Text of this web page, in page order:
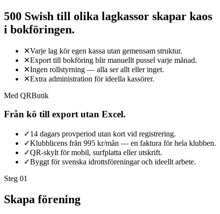
500 Swish till olika lagkassor skapar kaos
i bokföringen.
✕Varje lag kör egen kassa utan gemensam struktur.
✕Export till bokföring blir manuellt pussel varje månad.
✕Ingen rollstyrning — alla ser allt eller inget.
✕Extra administration för ideella kassörer.
Med QRButik
Från kö till export utan Excel.
✓14 dagars provperiod utan kort vid registrering.
✓Klubblicens från 995 kr/mån — en faktura för hela klubben.
✓QR-skylt för mobil, surfplatta eller utskrift.
✓Byggt för svenska idrottsföreningar och ideellt arbete.
Steg 01
Skapa förening